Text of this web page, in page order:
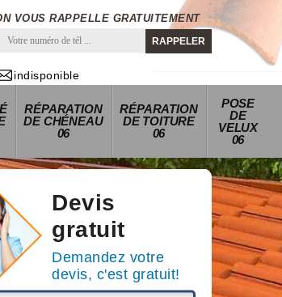
VOUS RAPPELLE GRATUITEMENT
indisponible
RÉPARATION
DE CHÉNEAU
06
RÉPARATION
DE TOITURE
06
POSE
DE
VELUX
06
Devis
gratuit
Demandez votre
devis, c'est gratuit!